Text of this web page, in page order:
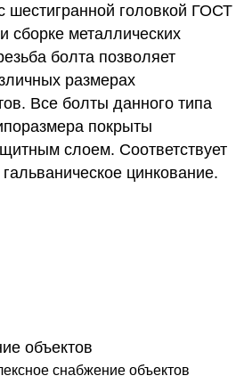
шестигранной головкой ГОСТ
сборке металлических
болта позволяет
размерах
Все болты данного типа
покрыты
слоем. Соответствует
цинкование.
объектов
снабжение объектов